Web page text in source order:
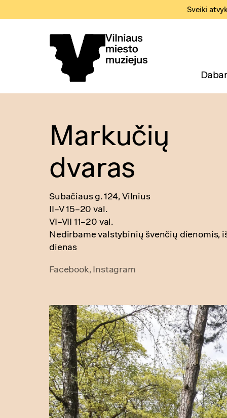
Sveiki
Markučių
dvaras
Subačiaus g. 124, Vilnius
II–V 15–20 val.
VI–VII 11–20 val.
Nedirbame valstybinių švenčių dienomis,
dienas
Facebook,Instagram